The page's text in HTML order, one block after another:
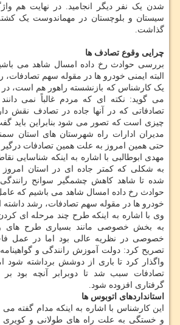
شدن یک نفر دیگر انجامید. در نهایت هم
گذاشت.
چرایی وقوع تصادف ها
بررسی حوادث رخ داده امسال شاهد می
البته ایمنی خودرو ها در مقوله سهم تصادفات،
یک کارشناس که بازنشسته راهور هم است، در
می گوید: نکته ای که مردم غالباً نمی
تصادفاتی که در آنها جاده در تصادف نقش
چیزی است که تصور می شود بنابراین باید
مدیران ادارات راه شهرستان های استان
حتی همین امروز به علت همین تصادفات
مهدی ابوطالبی با اشاره به اینکه شناسایی
به شکلی که کمتر جاده ای در استان
شده تا شاهد کاهش چشمگیر سوانح رانندگی
حوادث رخ داده امسال شاهد می باشیم که عامل
خودرو ها در مقوله سهم تصادفات، رشد
وی با اشاره به اینکه طرح چند مرحله ای کردن
به بخش خصوصی مانند بسیاری طرح های
خصوصی در نظریه عالی بود اما در عمل
تصریح کرد: دولت آموزش رانندگی و
واگذار کرد تا باری از دوشش برداشته شود
تصادفات سبب شد تا دوبرابر آنچه بود
گرفتاری افزوده شود.
استانداردهای اتوبوس ها
این کارشناس با اشاره به اینکه مدام گفته
و خستگی به علت راه های طولانی و کویری